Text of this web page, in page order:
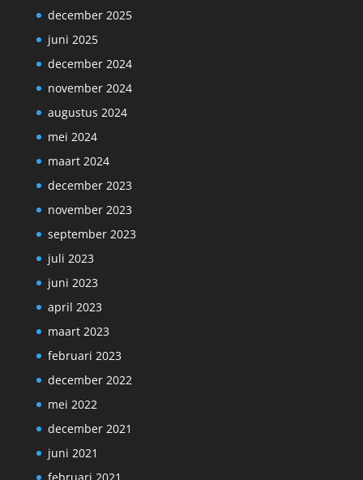
december 2025
juni 2025
december 2024
november 2024
augustus 2024
mei 2024
maart 2024
december 2023
november 2023
september 2023
juli 2023
juni 2023
april 2023
maart 2023
februari 2023
december 2022
mei 2022
december 2021
juni 2021